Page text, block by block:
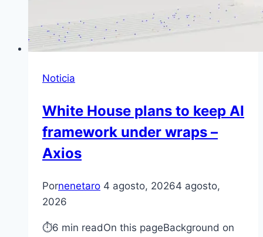
Noticia
White House plans to keep AI
framework under wraps –
Axios
Pornenetaro 4 agosto, 20264 agosto,
2026
⏱6 min readOn this pageBackground on